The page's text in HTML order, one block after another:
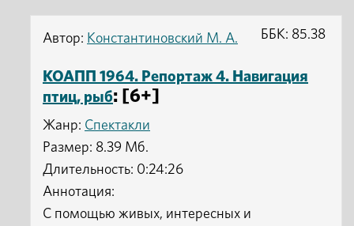
Автор: Константиновский М. А.
КОАПП 1964. Репортаж 4. Навигация
птиц, рыб: [6+]
Жанр: Спектакли
ББК: 85.38
Размер: 8.39 Мб.
Длительность: 0:24:26
Аннотация:
С помощью живых, интересных и